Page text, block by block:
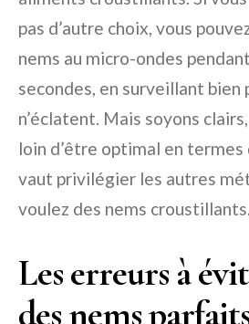
pas d’autre choix, vous
nems au micro-ondes
secondes, en surveillant bien
n’éclatent. Mais soyons
loin d’être optimal en
vaut privilégier les autres
voulez des nems croustillants.
Les erreurs à
des nems